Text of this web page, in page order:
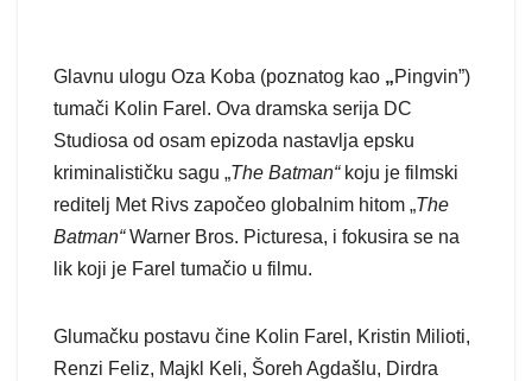
Glavnu ulogu Oza Koba (poznatog kao „Pingvin”)
tumači Kolin Farel. Ova dramska serija DC
Studiosa od osam epizoda nastavlja epsku
kriminalističku sagu „The Batman“ koju je filmski
reditelj Met Rivs započeo globalnim hitom „The
Batman“Warner Bros. Picturesa, i fokusira se na
lik koji je Farel tumačio u filmu.
Glumačku postavu čine Kolin Farel, Kristin Milioti,
Renzi Feliz, Majkl Keli, Šoreh Agdašlu, Dirdra